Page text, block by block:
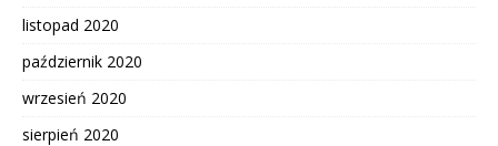
listopad 2020
październik 2020
wrzesień 2020
sierpień 2020